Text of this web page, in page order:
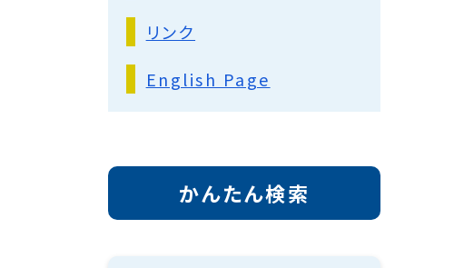
リンク
English Page
かんたん検索